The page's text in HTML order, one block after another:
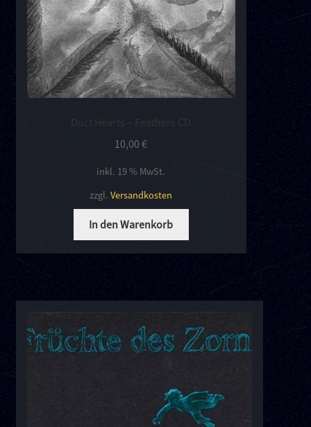
Duct Hearts – Feathers CD
10,00€
inkl. 19 % MwSt.
zzgl.Versandkosten
In den Warenkorb